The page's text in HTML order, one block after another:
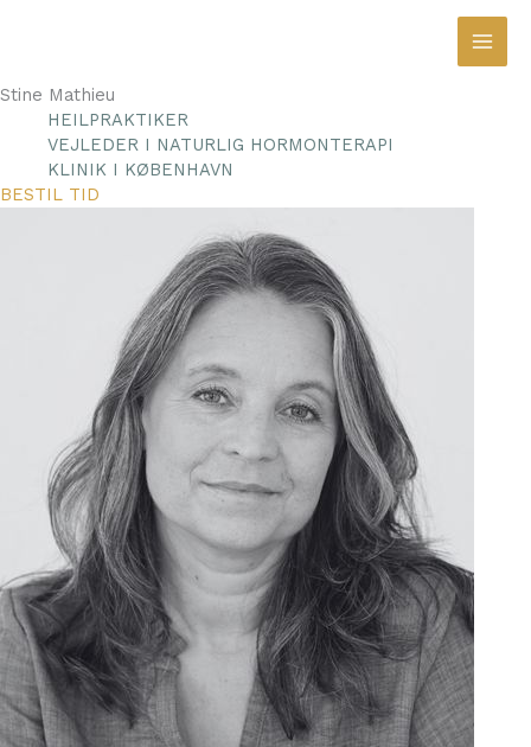
Stine Mathieu
HEILPRAKTIKER
VEJLEDER I NATURLIG HORMONTERAPI
KLINIK I KØBENHAVN
BESTIL TID